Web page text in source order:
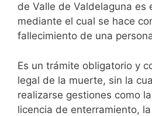
de Valle de Valdelaguna es
mediante el cual se hace
fallecimiento de una
Es un trámite obligatorio y
legal de la muerte, sin la
realizarse gestiones como
licencia de enterramiento,